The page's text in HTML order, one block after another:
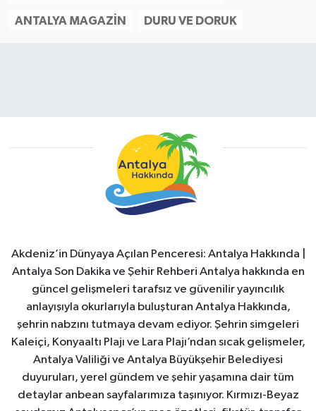
ANTALYA MAGAZIN DURU VE DORUK
Akdeniz’in Dünyaya Açılan Penceresi: Antalya Hakkında |
Antalya Son Dakika ve Şehir Rehberi Antalya hakkında en
güncel gelişmeleri tarafsız ve güvenilir yayıncılık
anlayışıyla okurlarıyla buluşturan Antalya Hakkında,
şehrin nabzını tutmaya devam ediyor. Şehrin simgeleri
Kaleiçi, Konyaaltı Plajı ve Lara Plajı’ndan sıcak gelişmeler,
Antalya Valiliği ve Antalya Büyükşehir Belediyesi
duyuruları, yerel gündem ve şehir yaşamına dair tüm
detaylar anbean sayfalarımıza taşınıyor. Kırmızı-Beyaz